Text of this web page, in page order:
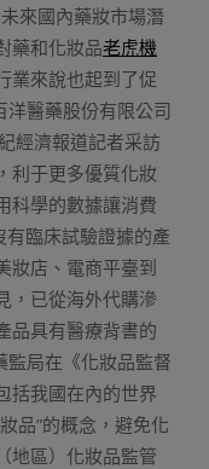
來國內藥妝市場潛
藥和化妝品老虎機
業來說也起到了促
洋醫藥股份有限公司
經濟報道記者采訪
利于更多優質化妝
科學的數據讓消費
有臨床試驗證據的產
妝店、電商平臺到
，已從海外代購滲
品具有醫療背書的
局在《化妝品監督
括我國在內的世界
品”的概念，避免化
地區）化妝品監管